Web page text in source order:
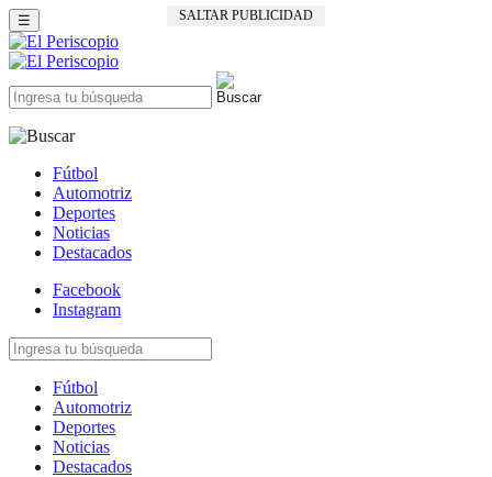
SALTAR PUBLICIDAD
☰
Fútbol
Automotriz
Deportes
Noticias
Destacados
Facebook
Instagram
Fútbol
Automotriz
Deportes
Noticias
Destacados